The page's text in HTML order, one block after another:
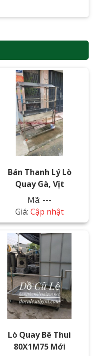
Bán Thanh Lý Lò
Quay Gà, Vịt
Mã: ---
Giá: Cập nhật
Lò Quay Bê Thui
80X1M75 Mới